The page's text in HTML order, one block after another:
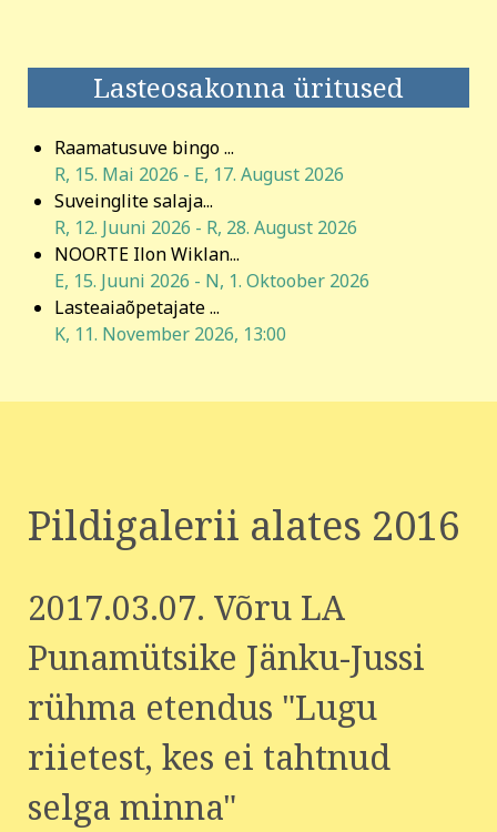
Lasteosakonna üritused
Raamatusuve bingo ...
R, 15. Mai 2026 - E, 17. August 2026
Suveinglite salaja...
R, 12. Juuni 2026 - R, 28. August 2026
NOORTE Ilon Wiklan...
E, 15. Juuni 2026 - N, 1. Oktoober 2026
Lasteaiaõpetajate ...
K, 11. November 2026, 13:00
Pildigalerii alates 2016
2017.03.07. Võru LA
Punamütsike Jänku-Jussi
rühma etendus "Lugu
riietest, kes ei tahtnud
selga minna"